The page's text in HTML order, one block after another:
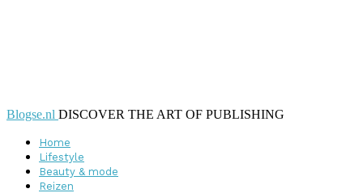
Blogse.nl DISCOVER THE ART OF PUBLISHING
Home
Lifestyle
Beauty & mode
Reizen